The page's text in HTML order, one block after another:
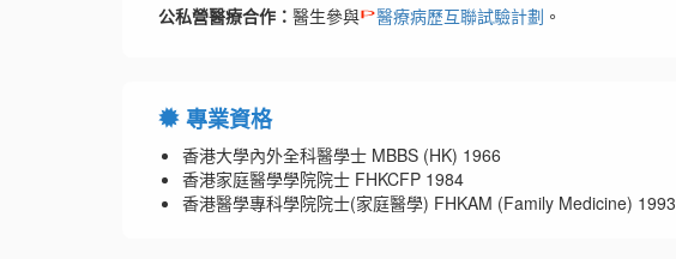
公私營醫療合作： 醫生參與 醫療病歷互聯試驗計劃 。
專業資格
香港大學內外全科醫學士 MBBS (HK) 1966
香港家庭醫學學院院士 FHKCFP 1984
香港醫學專科學院院士(家庭醫學) FHKAM (Family Medicine) 1993